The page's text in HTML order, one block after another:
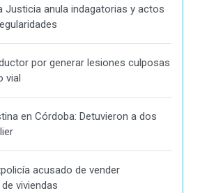
Justicia anula indagatorias y actos
por generar lesiones culposas
vial
en Córdoba: Detuvieron a dos
acusado de vender
viviendas